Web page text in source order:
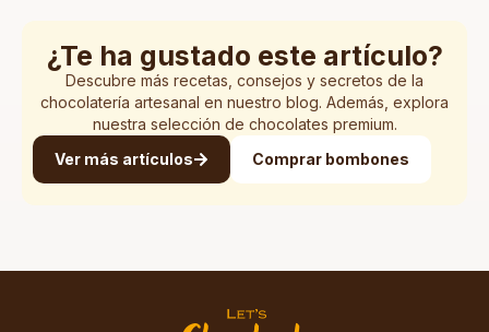
¿Te ha gustado este artículo?
Descubre más recetas, consejos y secretos de la
chocolatería artesanal en nuestro blog. Además, explora
nuestra selección de chocolates premium.
Ver más artículos
Comprar bombones